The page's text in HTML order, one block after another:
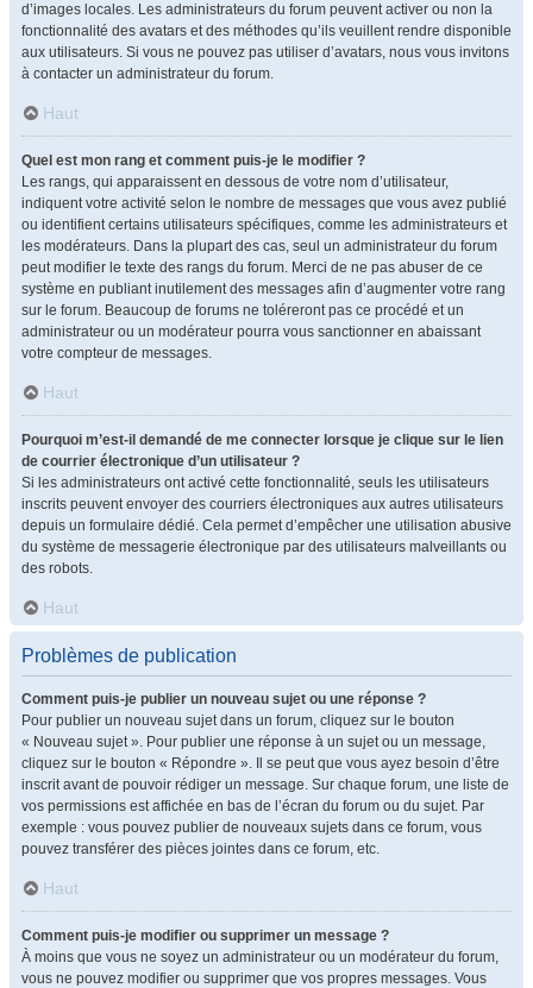
d’images locales. Les administrateurs du forum peuvent activer ou non la
fonctionnalité des avatars et des méthodes qu’ils veuillent rendre disponible
aux utilisateurs. Si vous ne pouvez pas utiliser d’avatars, nous vous invitons
à contacter un administrateur du forum.
Haut
Quel est mon rang et comment puis-je le modifier ?
Les rangs, qui apparaissent en dessous de votre nom d’utilisateur,
indiquent votre activité selon le nombre de messages que vous avez publié
ou identifient certains utilisateurs spécifiques, comme les administrateurs et
les modérateurs. Dans la plupart des cas, seul un administrateur du forum
peut modifier le texte des rangs du forum. Merci de ne pas abuser de ce
système en publiant inutilement des messages afin d’augmenter votre rang
sur le forum. Beaucoup de forums ne toléreront pas ce procédé et un
administrateur ou un modérateur pourra vous sanctionner en abaissant
votre compteur de messages.
Haut
Pourquoi m’est-il demandé de me connecter lorsque je clique sur le lien
de courrier électronique d’un utilisateur ?
Si les administrateurs ont activé cette fonctionnalité, seuls les utilisateurs
inscrits peuvent envoyer des courriers électroniques aux autres utilisateurs
depuis un formulaire dédié. Cela permet d’empêcher une utilisation abusive
du système de messagerie électronique par des utilisateurs malveillants ou
des robots.
Haut
Problèmes de publication
Comment puis-je publier un nouveau sujet ou une réponse ?
Pour publier un nouveau sujet dans un forum, cliquez sur le bouton
« Nouveau sujet ». Pour publier une réponse à un sujet ou un message,
cliquez sur le bouton « Répondre ». Il se peut que vous ayez besoin d’être
inscrit avant de pouvoir rédiger un message. Sur chaque forum, une liste de
vos permissions est affichée en bas de l’écran du forum ou du sujet. Par
exemple : vous pouvez publier de nouveaux sujets dans ce forum, vous
pouvez transférer des pièces jointes dans ce forum, etc.
Haut
Comment puis-je modifier ou supprimer un message ?
À moins que vous ne soyez un administrateur ou un modérateur du forum,
vous ne pouvez modifier ou supprimer que vos propres messages. Vous